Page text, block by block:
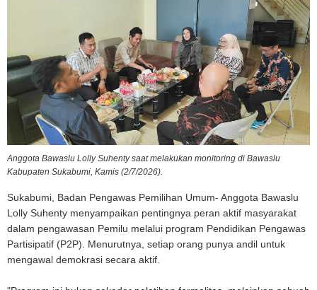
Anggota Bawaslu Lolly Suhenty saat melakukan monitoring di Bawaslu
Kabupaten Sukabumi, Kamis (2/7/2026).
Sukabumi, Badan Pengawas Pemilihan Umum- Anggota Bawaslu
Lolly Suhenty menyampaikan pentingnya peran aktif masyarakat
dalam pengawasan Pemilu melalui program Pendidikan Pengawas
Partisipatif (P2P). Menurutnya, setiap orang punya andil untuk
mengawal demokrasi secara aktif.